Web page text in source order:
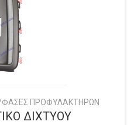
ΠΡΟΦΥΛΑΚΤΗΡΩΝ
ΔΙΧΤΥΟΥ